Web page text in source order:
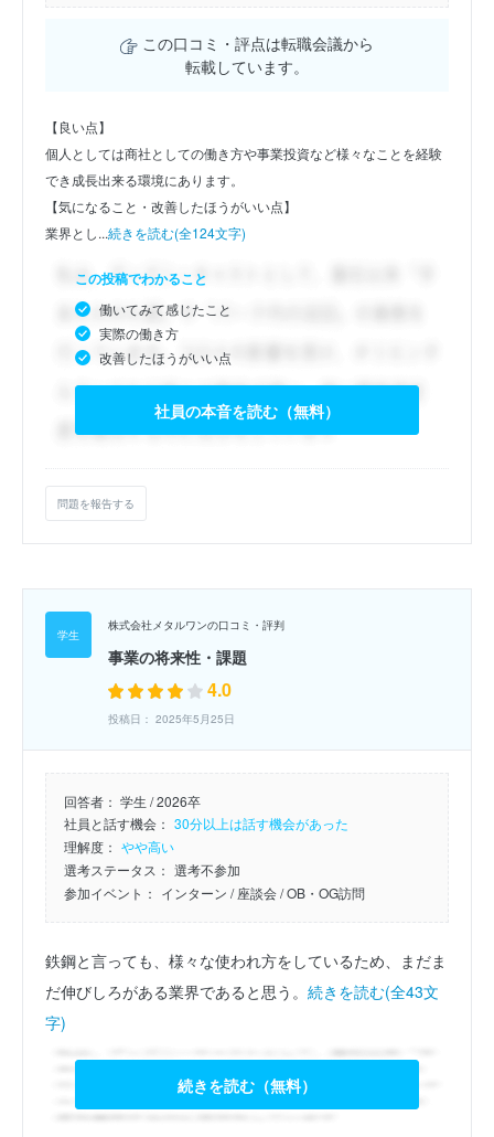
この口コミ・評点は転職会議から
転載しています。
【良い点】
個人としては商社としての働き方や事業投資など様々なことを経験
でき成長出来る環境にあります。
【気になること・改善したほうがいい点】
業界とし...続きを読む(全124文字)
この投稿でわかること
働いてみて感じたこと
実際の働き方
改善したほうがいい点
社員の本音を読む（無料）
問題を報告する
株式会社メタルワンの口コミ・評判
事業の将来性・課題
4.0
投稿日： 2025年5月25日
回答者： 学生 / 2026卒
社員と話す機会： 30分以上は話す機会があった
理解度： やや高い
選考ステータス： 選考不参加
参加イベント： インターン / 座談会/ OB・OG訪問
鉄鋼と言っても、様々な使われ方をしているため、まだま
だ伸びしろがある業界であると思う。 続きを読む(全43文
字)
続きを読む（無料）